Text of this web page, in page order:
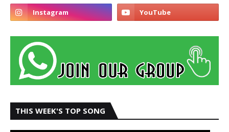
THIS WEEK'S TOP SONG